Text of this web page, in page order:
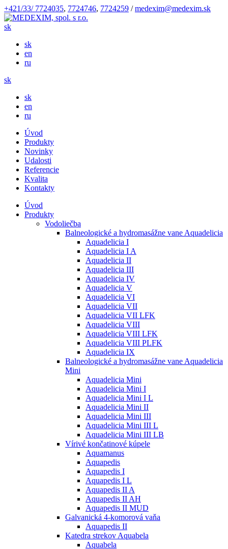
+421/33/ 7724035, 7724746, 7724259 /medexim@medexim.sk
sk
sk
en
ru
sk
sk
en
ru
Úvod
Produkty
Novinky
Udalosti
Referencie
Kvalita
Kontakty
Úvod
Produkty
Vodoliečba
Balneologické a hydromasážne vane Aquadelicia
Aquadelicia I
Aquadelicia I A
Aquadelicia II
Aquadelicia III
Aquadelicia IV
Aquadelicia V
Aquadelicia VI
Aquadelicia VII
Aquadelicia VII LFK
Aquadelicia VIII
Aquadelicia VIII LFK
Aquadelicia VIII PLFK
Aquadelicia IX
Balneologické a hydromasážne vane Aquadelicia
Mini
Aquadelicia Mini
Aquadelicia Mini I
Aquadelicia Mini I L
Aquadelicia Mini II
Aquadelicia Mini III
Aquadelicia Mini III L
Aquadelicia Mini III LB
Vírivé končatinové kúpele
Aquamanus
Aquapedis
Aquapedis I
Aquapedis I L
Aquapedis II A
Aquapedis II AH
Aquapedis II MUD
Galvanická 4-komorová vaňa
Aquapedis II
Katedra strekov Aquabela
Aquabela